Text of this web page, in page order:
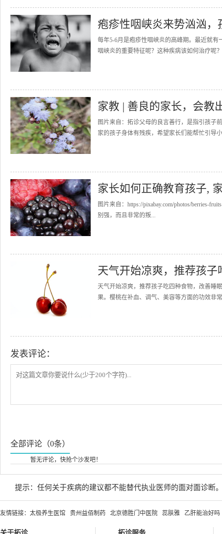
疱疹性咽峡炎来势汹汹
每年5-6月是疱疹性咽峡炎的高峰期。最近就
咽峡炎的重要特征呢？这种疾病该如何治疗呢
家教 | 善良的家长，会教
图片来自：拓诊父母的良言善行，是指引孩子
家的孩子身体有残疾，希望家长们能帮忙引导
家长如何正确教育孩子,
图片来自：https://pixabay.com/photos/berries-
别强，而且非常的叛...
天气开始凉爽，推荐孩
天气开始凉爽，推荐孩子吃四种食物，改善睡
果。樱桃在补血、调气、美容等方面的功效非
发表评论：
全部评论（0条）
暂无评论，快抢个沙发吧！
提示：任何关于疾病的建议都不能替代执业医师的面对面诊断
友情链接： 太极养生医馆 贵州益佰制药 北京德胜门中医院 蕊肤雅 乙肝能治好吗